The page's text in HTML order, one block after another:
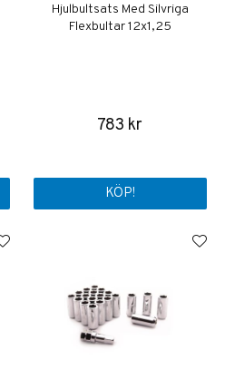
Hjulbultsats Med Silvriga
Flexbultar 12x1,25
783 kr
KÖP!